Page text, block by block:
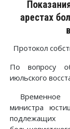
арестах
Протокол
По вопросу
июльского
Временное
министра